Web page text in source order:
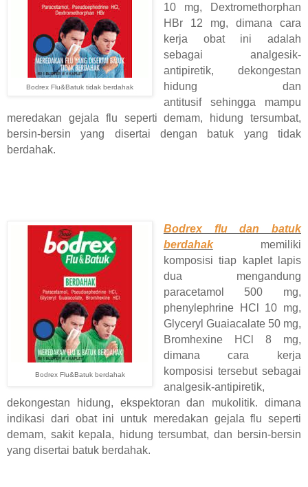
Bodrex Flu&Batuk tidak berdahak
10 mg, Dextromethorphan
HBr 12 mg, dimana cara
kerja obat ini adalah
sebagai analgesik-
antipiretik, dekongestan
hidung dan
antitusif sehingga mampu
meredakan gejala flu seperti demam, hidung tersumbat,
bersin-bersin yang disertai dengan batuk yang tidak
berdahak.
Bodrex Flu&Batuk berdahak
Bodrex flu dan batuk
berdahakmemiliki
komposisi tiap kaplet lapis
dua mengandung
paracetamol 500 mg,
phenylephrine HCl 10 mg,
Glyceryl Guaiacalate 50 mg,
Bromhexine HCl 8 mg,
dimana cara kerja
komposisi tersebut sebagai
analgesik-antipiretik,
dekongestan hidung, ekspektoran dan mukolitik. dimana
indikasi dari obat ini untuk meredakan gejala flu seperti
demam, sakit kepala, hidung tersumbat, dan bersin-bersin
yang disertai batuk berdahak.